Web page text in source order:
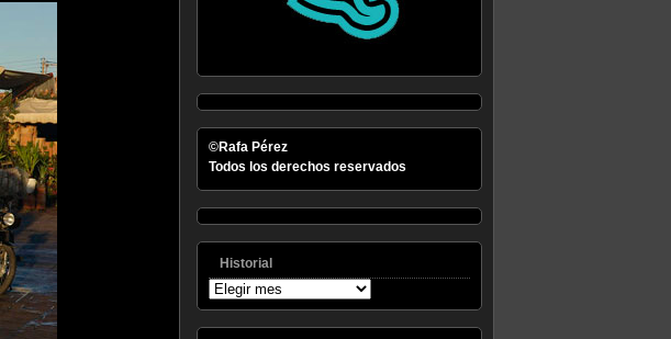
©Rafa Pérez
Todos los derechos reservados
Historial